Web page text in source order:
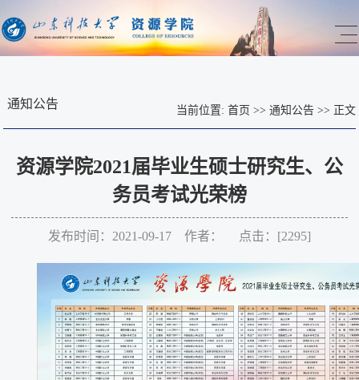
通知公告 当前位置: 首页 >> 通知公告>> 正文
资源学院2021届毕业生硕士研究生、公
务员考试光荣榜
发布时间：2021-09-17 作者： 点击：[2295]